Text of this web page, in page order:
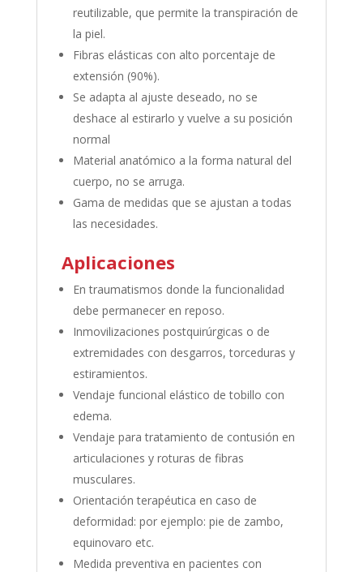
reutilizable, que permite la transpiración de
la piel.
Fibras elásticas con alto porcentaje de
extensión (90%).
Se adapta al ajuste deseado, no se
deshace al estirarlo y vuelve a su posición
normal
Material anatómico a la forma natural del
cuerpo, no se arruga.
Gama de medidas que se ajustan a todas
las necesidades.
Aplicaciones
En traumatismos donde la funcionalidad
debe permanecer en reposo.
Inmovilizaciones postquirúrgicas o de
extremidades con desgarros, torceduras y
estiramientos.
Vendaje funcional elástico de tobillo con
edema.
Vendaje para tratamiento de contusión en
articulaciones y roturas de fibras
musculares.
Orientación terapéutica en caso de
deformidad: por ejemplo: pie de zambo,
equinovaro etc.
Medida preventiva en pacientes con